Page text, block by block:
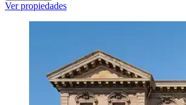
Ver propiedades